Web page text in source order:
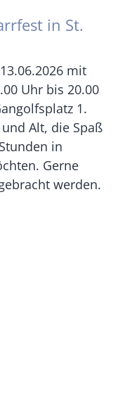
in St.
mit
Uhr bis 20.00
1.
Alt, die Spaß
in
Gerne
werden.